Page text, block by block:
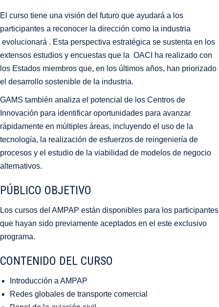
El curso tiene una visión del futuro que ayudará a los
participantes a reconocer la dirección como la industria
evolucionará . Esta perspectiva estratégica se sustenta en los
extensos estudios y encuestas que la OACI ha realizado con
los Estados miembros que, en los últimos años, han priorizado
el desarrollo sostenible de la industria.
GAMS también analiza el potencial de los Centros de
Innovación para identificar oportunidades para avanzar
rápidamente en múltiples áreas, incluyendo el uso de la
tecnología, la realización de esfuerzos de reingeniería de
procesos y el estudio de la viabilidad de modelos de negocio
alternativos.
PÚBLICO OBJETIVO
Los cursos del AMPAP están disponibles para los participantes
que hayan sido previamente aceptados en el este exclusivo
programa.
CONTENIDO DEL CURSO
Introducción a AMPAP
Redes globales de transporte comercial